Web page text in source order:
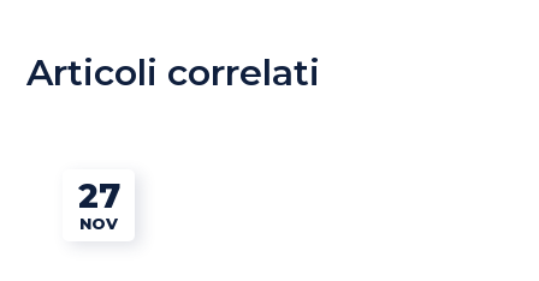
Articoli correlati
27
NOV